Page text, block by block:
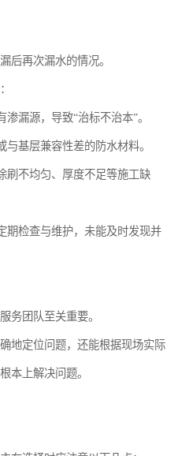
后再次漏水的情况。
漏源，导致“治标不治本”。
基层兼容性差的防水材料。
刷不均匀、厚度不足等施工缺
期检查与维护，未能及时发现并
务团队至关重要。
地定位问题，还能根据现场实际
本上解决问题。